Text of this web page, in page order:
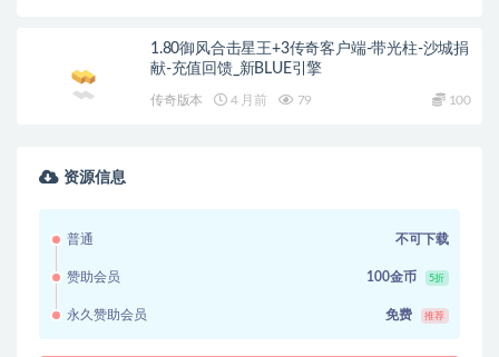
1.80御风合击星王+3传奇客户端-带光柱-沙城捐
献-充值回馈_新BLUE引擎
传奇版本 4 月前 79 100
资源信息
普通 不可下载
赞助会员 100金币 5折
永久赞助会员 免费 推荐